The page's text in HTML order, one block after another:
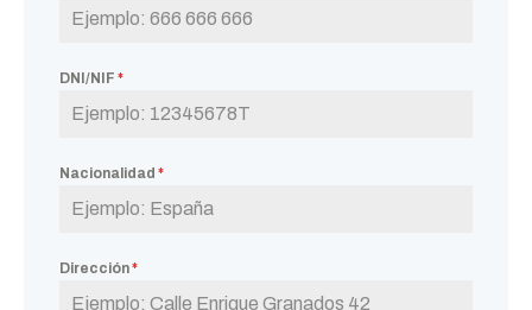
DNI/NIF *
Nacionalidad *
Dirección*